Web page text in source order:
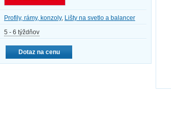
Profily, rámy, konzoly, Lišty na svetlo a balancer
5 - 6 týždňov
Dotaz na cenu